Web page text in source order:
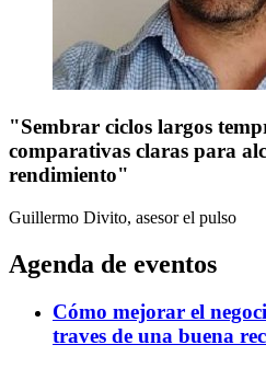
"Sembrar ciclos largos
comparativas claras para
rendimiento"
Guillermo Divito, asesor el pulso
Agenda de eventos
Cómo mejorar el
traves de una buena